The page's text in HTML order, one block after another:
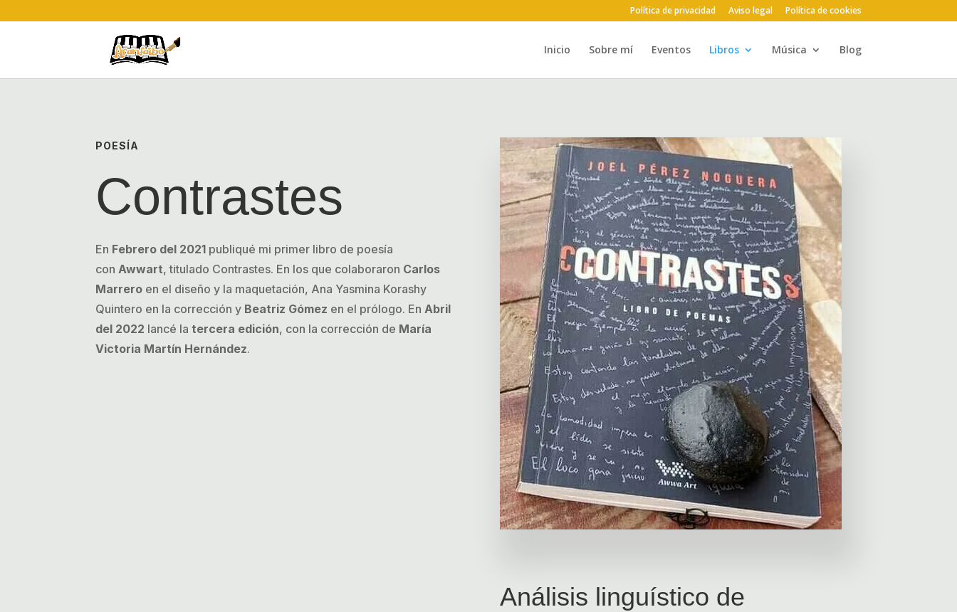
Política de privacidad Aviso legal Política de cookies
Inicio Sobre mí Eventos Libros Música Blog
POESÍA
Contrastes
En Febrero del 2021 publiqué mi primer libro de poesía
conAwwart, titulado Contrastes. En los que colaboraron Carlos
Marrero en el diseño y la maquetación, Ana Yasmina Korashy
Quintero en la corrección y Beatriz Gómez en el prólogo. EnAbril
del 2022 lancé latercera edición, con la corrección de María
Victoria Martín Hernández.
Análisis linguístico de